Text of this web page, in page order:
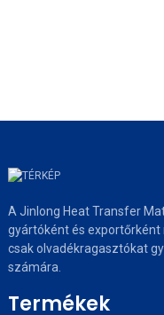
A Jinlong Heat Transfer
gyártóként és
csak olvadékragasztókat
számára.
Termékek